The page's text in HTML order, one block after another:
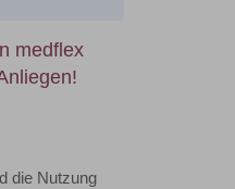
medflex
die Nutzung